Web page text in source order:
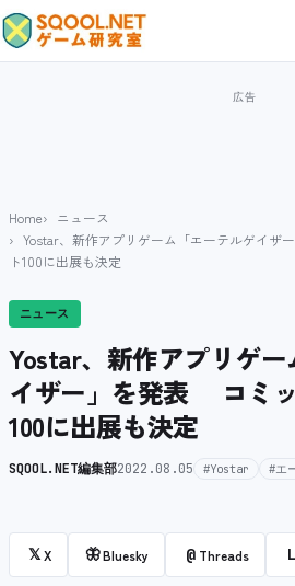
Home
ニュース
Yostar、新作アプリゲーム「エーテルゲイ
ト100に出展も決定
ニュース
Yostar、新作アプリゲ
イザー」を発表 コミ
100に出展も決定
SQOOL.NET編集部2022.08.05 #Yostar #エ
𝕏X 🦋Bluesky @ Threads L